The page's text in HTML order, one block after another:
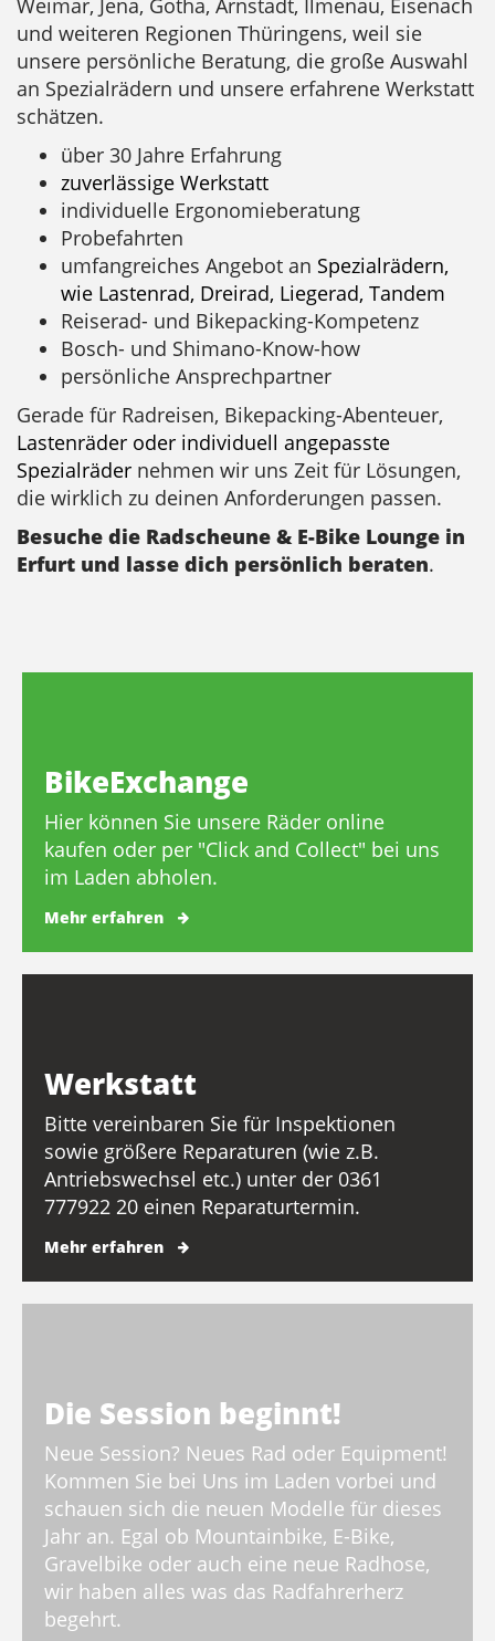
und weiteren Regionen Thüringens, weil sie
unsere persönliche Beratung, die große Auswahl
an Spezialrädern und unsere erfahrene Werkstatt
schätzen.
über 30 Jahre Erfahrung
zuverlässige Werkstatt
individuelle Ergonomieberatung
Probefahrten
umfangreiches Angebot an Spezialrädern,
wie Lastenrad, Dreirad, Liegerad, Tandem
Reiserad- und Bikepacking-Kompetenz
Bosch- und Shimano-Know-how
persönliche Ansprechpartner
Gerade für Radreisen, Bikepacking-Abenteuer,
Lastenräder oder individuell angepasste
Spezialräder nehmen wir uns Zeit für Lösungen,
die wirklich zu deinen Anforderungen passen.
Besuche die Radscheune & E-Bike Lounge in
Erfurt und lasse dich persönlich beraten.
BikeExchange
Hier können Sie unsere Räder online
kaufen oder per "Click and Collect" bei uns
im Laden abholen.
Mehr erfahren
Werkstatt
Bitte vereinbaren Sie für Inspektionen
sowie größere Reparaturen (wie z.B.
Antriebswechsel etc.) unter der 0361
777922 20 einen Reparaturtermin.
Mehr erfahren
Die Session beginnt!
Neue Session? Neues Rad oder Equipment!
Kommen Sie bei Uns im Laden vorbei und
schauen sich die neuen Modelle für dieses
Jahr an. Egal ob Mountainbike, E-Bike,
Gravelbike oder auch eine neue Radhose,
wir haben alles was das Radfahrerherz
begehrt.